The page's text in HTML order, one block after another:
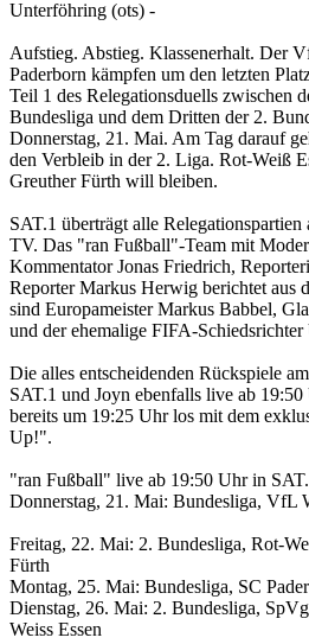
Unterföhring (ots) -
Aufstieg. Abstieg. Klassenerhalt. Der
Paderborn kämpfen um den letzten
Teil 1 des Relegationsduells zwischen
Bundesliga und dem Dritten der 2.
Donnerstag, 21. Mai. Am Tag darauf
den Verbleib in der 2. Liga. Rot-Weiß
Greuther Fürth will bleiben.
SAT.1 überträgt alle
TV. Das "ran Fußball"-Team mit
Kommentator Jonas Friedrich,
Reporter Markus Herwig berichtet aus
sind Europameister Markus Babbel,
und der ehemalige FIFA-
Die alles entscheidenden Rückspiele
SAT.1 und Joyn ebenfalls live ab
bereits um 19:25 Uhr los mit dem
Up!".
"ran Fußball" live ab 19:50 Uhr in
Donnerstag, 21. Mai: Bundesliga, VfL
Freitag, 22. Mai: 2. Bundesliga, Rot-
Fürth
Montag, 25. Mai: Bundesliga, SC
Dienstag, 26. Mai: 2. Bundesliga,
Weiss Essen